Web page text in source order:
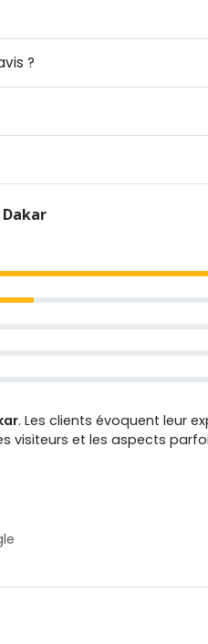
?
. Les clients évoquent leur
visiteurs et les aspects